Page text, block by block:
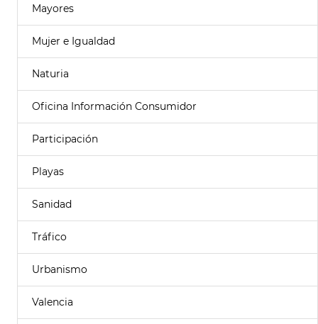
Mayores
Mujer e Igualdad
Naturia
Oficina Información Consumidor
Participación
Playas
Sanidad
Tráfico
Urbanismo
Valencia